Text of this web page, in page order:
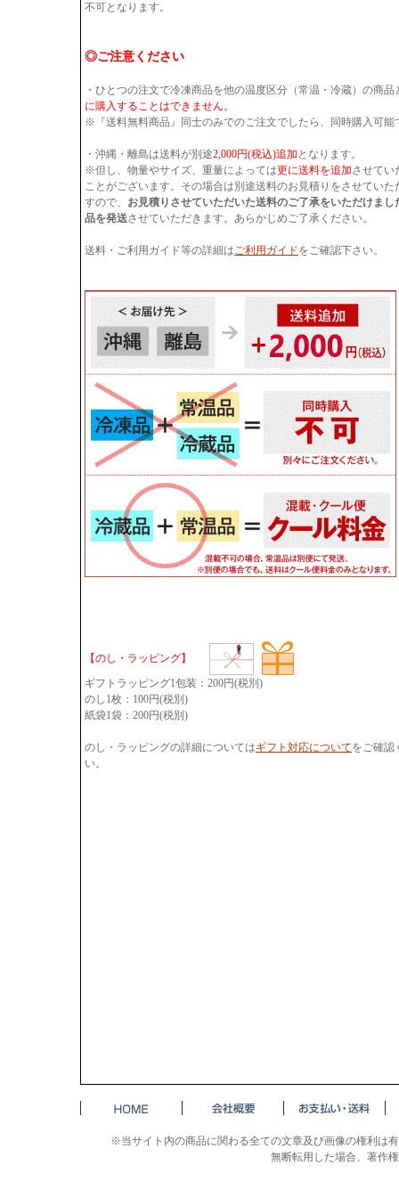
不可となります。
◎ご注意ください
・ひとつの注文で冷凍商品を他の温度区分（常温・冷蔵）の商品
に購入することはできません。
※『送料無料商品』同士のみでのご注文でしたら、同時購入可能
・沖縄・離島は送料が別途2,000円(税込)追加 となります。
※但し、物量やサイズ、重量によっては更に送料を追加させてい
ことがございます。その場合は別途送料のお見積りをさせていた
すので、 お見積りさせていただいた送料のご了承をいただけまし
品を発送させていただきます。あらかじめご了承ください。
送料・ご利用ガイド等の詳細はご利用ガイドをご確認下さい。
【のし・ラッピング】
ギフトラッピング1包装：200円(税別)
のし1枚：100円(税別)
紙袋1袋：200円(税別)
のし・ラッピングの詳細についてはギフト対応についてをご確認
い。
※当サイト内の商品に関わる全ての文章及び画像の権利は
無断転用した場合、著作